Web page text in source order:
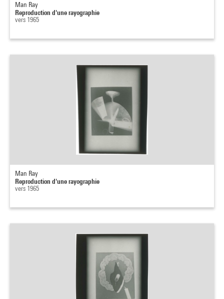
Man Ray
Reproduction d'une rayographie
vers 1965
Man Ray
Reproduction d'une rayographie
vers 1965